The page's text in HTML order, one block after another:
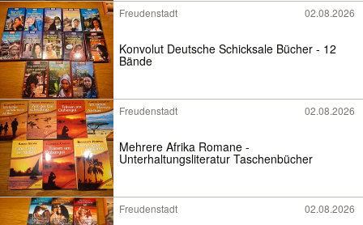
Freudenstadt 02.08.2026
Konvolut Deutsche Schicksale Bücher - 12
Bände
Freudenstadt 02.08.2026
Mehrere Afrika Romane -
Unterhaltungsliteratur Taschenbücher
Freudenstadt 02.08.2026